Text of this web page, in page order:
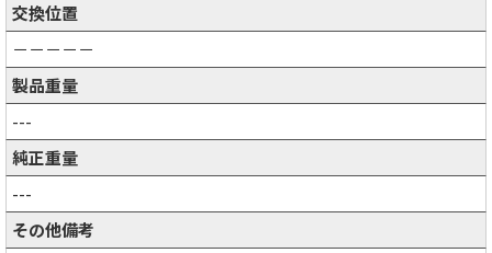
交換位置
－－－－－
製品重量
---
純正重量
---
その他備考